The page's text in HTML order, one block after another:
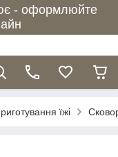
- оформлюйте
їжі